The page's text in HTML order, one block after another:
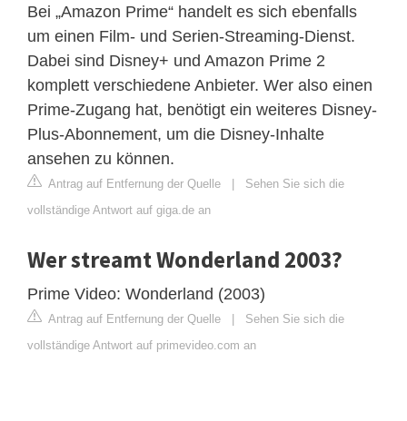
Bei „Amazon Prime“ handelt es sich ebenfalls
um einen Film- und Serien-Streaming-Dienst.
Dabei sind Disney+ und Amazon Prime 2
komplett verschiedene Anbieter. Wer also einen
Prime-Zugang hat, benötigt ein weiteres Disney-
Plus-Abonnement, um die Disney-Inhalte
ansehen zu können.
Antrag auf Entfernung der Quelle | Sehen Sie sich die
vollständige Antwort auf giga.de an
Wer streamt Wonderland 2003?
Prime Video: Wonderland (2003)
Antrag auf Entfernung der Quelle | Sehen Sie sich die
vollständige Antwort auf primevideo.com an